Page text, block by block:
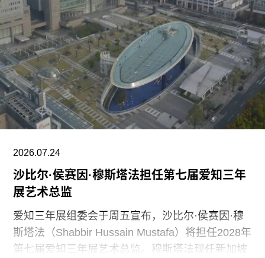
丰富经验，负责Muara Arts的展览规划、空间布局
及整体艺术发展方向。11月1日，Muara Arts将以
群展“东南亚艺术 A-Z：一部批判性词典”（A–Z of
Southeast Asian Art: A Critical Dictionary） 正式向
公众开放。展览将汇集40余位艺术家的作品，涵盖
纺织、装置、影像、绘画、雕塑等多种创作媒介。
2026.07.24
沙比尔·侯赛因·穆斯塔法担任第七届爱知三年
展艺术总监
爱知三年展组委会于周五宣布，沙比尔·侯赛因·穆
斯塔法（Shabbir Hussain Mustafa）将担任2028年
第七届爱知三年展艺术总监。穆斯塔法现任新加坡